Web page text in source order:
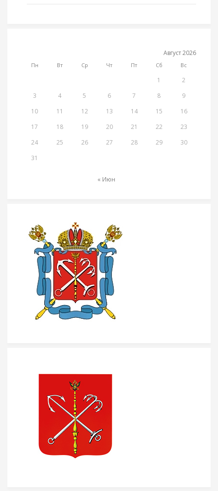
Август 2026
Пн Вт Ср Чт Пт Сб Вс
1
2
3
4 5 6 7 8
9
10
11 12 13 14 15
16
17
18 19 20 21 22
23
24
25 26 27 28 29
30
31
« Июн